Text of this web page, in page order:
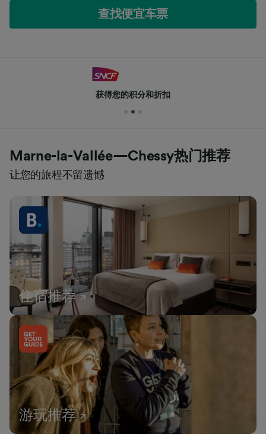
查找便宜车票
获得您的积分和折扣
Marne-la-Vallée—Chessy热门推荐
让您的旅程不留遗憾
住宿推荐
游玩推荐